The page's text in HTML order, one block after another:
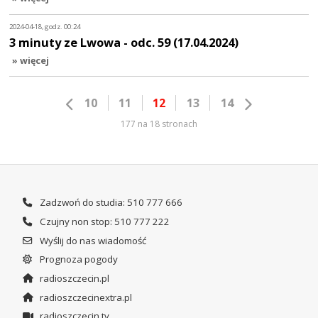
2024-04-18, godz. 00:24
3 minuty ze Lwowa - odc. 59 (17.04.2024)
» więcej
10 11 12 13 14
177 na 18 stronach
Zadzwoń do studia: 510 777 666
Czujny non stop: 510 777 222
Wyślij do nas wiadomość
Prognoza pogody
radioszczecin.pl
radioszczecinextra.pl